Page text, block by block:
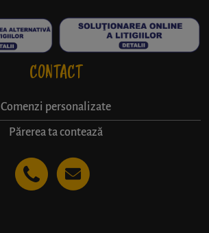
CONTACT
Comenzi personalizate
Părerea ta contează